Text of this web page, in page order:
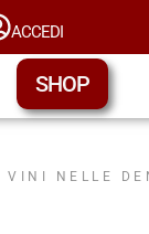
ACCEDI
SHOP
VINI NELLE